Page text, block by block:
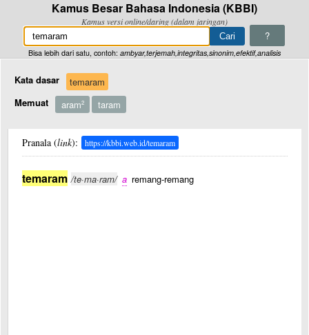
Kamus Besar Bahasa Indonesia (KBBI)
Kamus versi online/daring (dalam jaringan)
?
Bisa lebih dari satu, contoh: ambyar,terjemah,integritas,sinonim,efektif,analisis
Kata dasar
temaram
Memuat
aram2 taram
Pranala (link): https://kbbi.web.id/temaram
temaram /te·ma·ram/ a remang-remang